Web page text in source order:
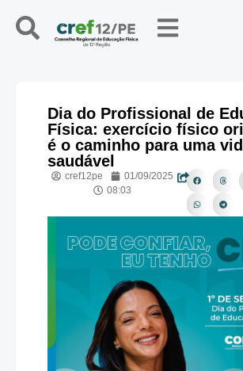
Dia do Profissional de
Física: exercício físico
é o caminho para uma
saudável
cref12pe
01/09/2025
08:03